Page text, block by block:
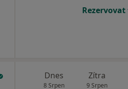
Dnes
8 Srpen
Zítra
9 Srpen